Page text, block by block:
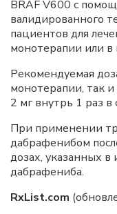
BRAF V600 с
валидированного
пациентов для
монотерапии или
Рекомендуемая
монотерапии, так
2 мг внутрь 1 раз в
При применении
дабрафенибом
дозах, указанных
дабрафениба.
RxList.com